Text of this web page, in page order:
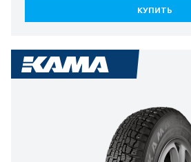
КУПИТЬ